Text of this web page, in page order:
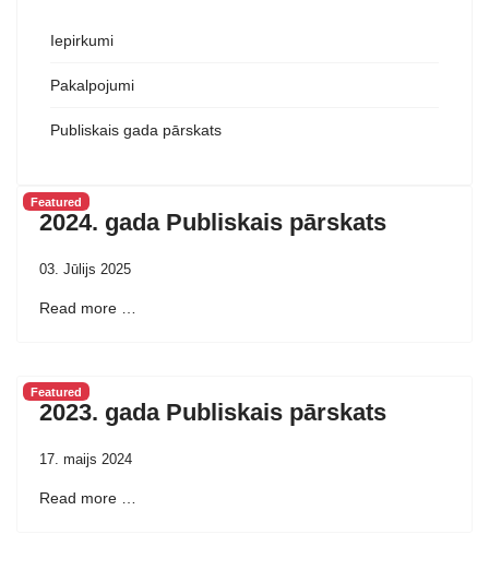
Iepirkumi
Pakalpojumi
Publiskais gada pārskats
Featured
2024. gada Publiskais pārskats
03. Jūlijs 2025
Read more …
Featured
2023. gada Publiskais pārskats
17. maijs 2024
Read more …